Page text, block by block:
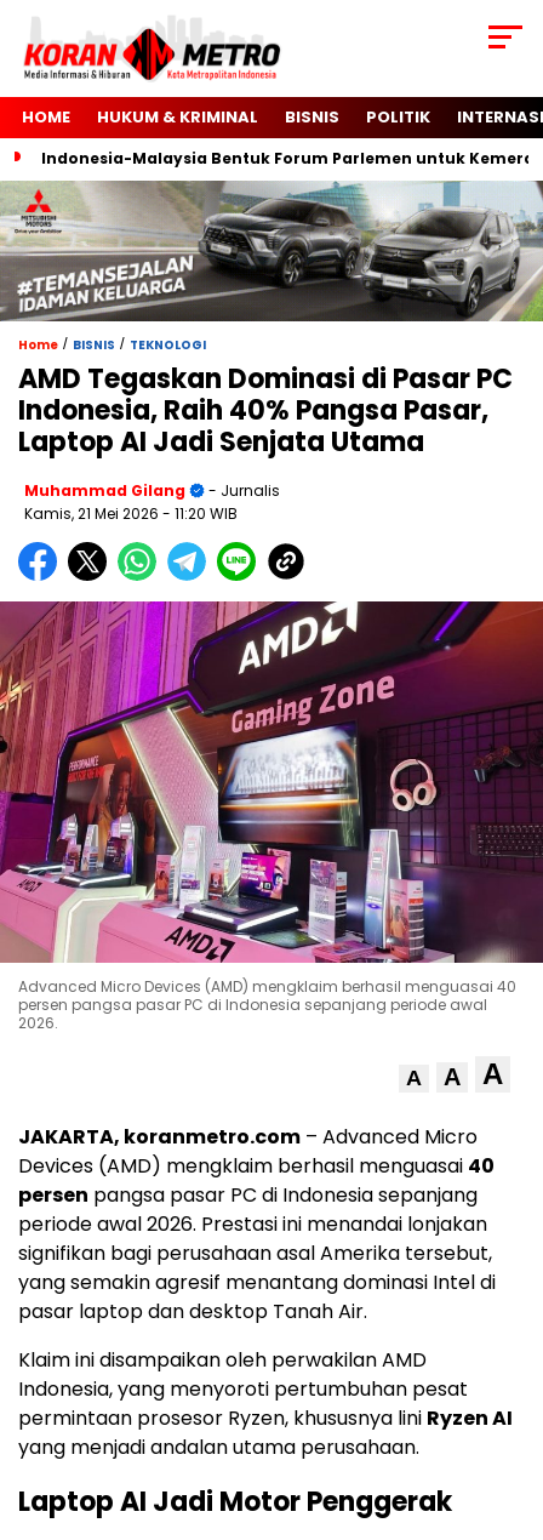
HOME HUKUM & KRIMINAL BISNIS POLITIK
Indonesia-Malaysia Bentuk Forum Parlemen untuk
Home / BISNIS / TEKNOLOGI
AMD Tegaskan Dominasi di Pasar PC
Indonesia, Raih 40% Pangsa Pasar,
Laptop AI Jadi Senjata Utama
Muhammad Gilang
- Jurnalis
Kamis, 21 Mei 2026 - 11:20 WIB
Advanced Micro Devices (AMD) mengklaim berhasil menguasai 40
persen pangsa pasar PC di Indonesia sepanjang periode awal
2026.
A A A
JAKARTA, koranmetro.com – Advanced Micro
Devices (AMD) mengklaim berhasil menguasai 40
persen pangsa pasar PC di Indonesia sepanjang
periode awal 2026. Prestasi ini menandai lonjakan
signifikan bagi perusahaan asal Amerika tersebut,
yang semakin agresif menantang dominasi Intel di
pasar laptop dan desktop Tanah Air.
Klaim ini disampaikan oleh perwakilan AMD
Indonesia, yang menyoroti pertumbuhan pesat
permintaan prosesor Ryzen, khususnya lini Ryzen AI
yang menjadi andalan utama perusahaan.
Laptop AI Jadi Motor Penggerak